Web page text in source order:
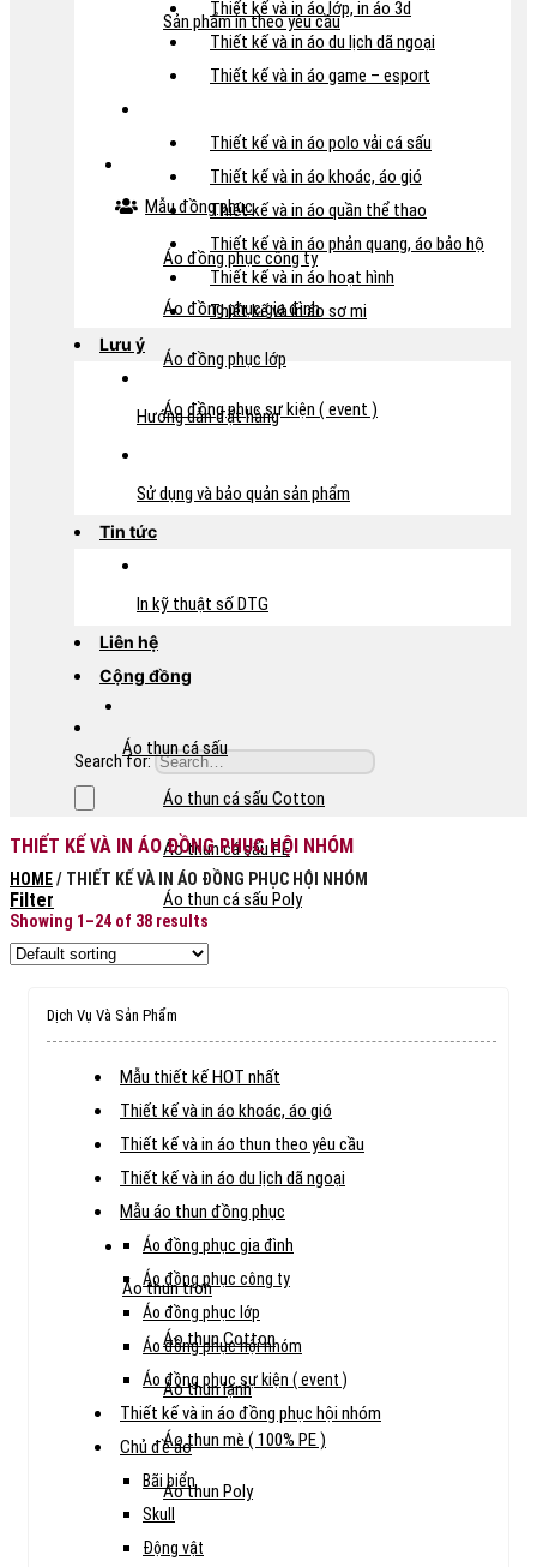
Sản phẩm in theo yêu cầu
Mẫu đồng phục
Áo đồng phục công ty
Áo đồng phục gia đình
Áo đồng phục lớp
Áo đồng phục sự kiện ( event )
Áo thun cá sấu
Áo thun cá sấu Cotton
Áo thun cá sấu PE
Áo thun cá sấu Poly
Áo thun trơn
Áo thun Cotton
Áo thun lạnh
Áo thun mè ( 100% PE )
Áo thun Poly
Thiết kế và in áo lớp, in áo 3d
Thiết kế và in áo du lịch dã ngoại
Thiết kế và in áo game – esport
Thiết kế và in áo polo vải cá sấu
Thiết kế và in áo khoác, áo gió
Thiết kế và in áo quần thể thao
Thiết kế và in áo phản quang, áo bảo hộ
Thiết kế và in áo hoạt hình
Thiết kế và in áo sơ mi
Lưu ý
Hướng dẫn đặt hàng
Sử dụng và bảo quản sản phẩm
Tin tức
In kỹ thuật số DTG
Liên hệ
Cộng đồng
Search for:
THIẾT KẾ VÀ IN ÁO ĐỒNG PHỤC HỘI NHÓM
HOME/ THIẾT KẾ VÀ IN ÁO ĐỒNG PHỤC HỘI NHÓM
Filter
Showing 1–24 of 38 results
Dịch Vụ Và Sản Phẩm
Mẫu thiết kế HOT nhất
Thiết kế và in áo khoác, áo gió
Thiết kế và in áo thun theo yêu cầu
Thiết kế và in áo du lịch dã ngoại
Mẫu áo thun đồng phục
Áo đồng phục gia đình
Áo đồng phục công ty
Áo đồng phục lớp
Áo đồng phục hội nhóm
Áo đồng phục sự kiện ( event )
Thiết kế và in áo đồng phục hội nhóm
Chủ đề áo
Bãi biển
Skull
Động vật